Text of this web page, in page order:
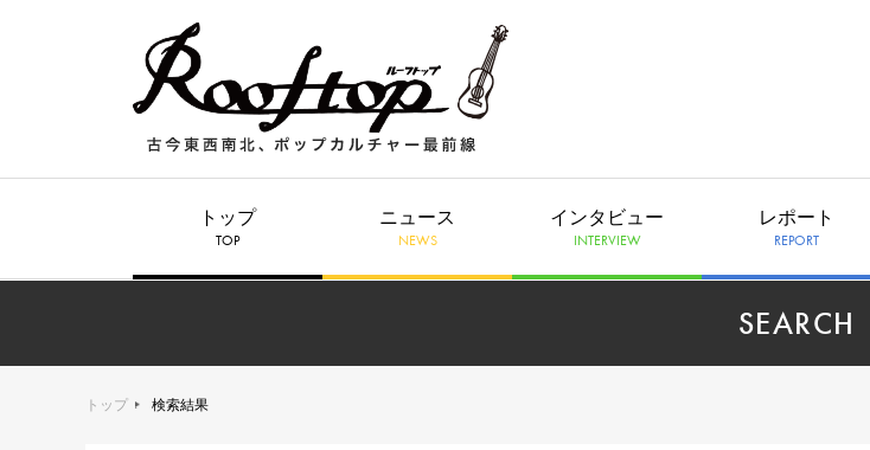
トップ
TOP
ニュース
NEWS
インタビュー
INTERVIEW
レポート
REPORT
SEARCH
トップ 検索結果